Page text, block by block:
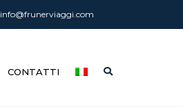
info@frunerviaggi.com
CONTATTI